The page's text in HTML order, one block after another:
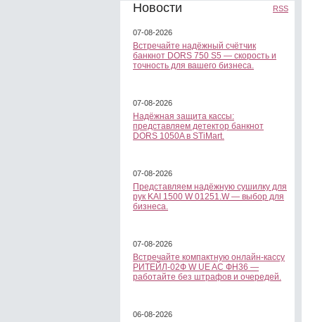
Новости RSS
07-08-2026
Встречайте надёжный счётчик
банкнот DORS 750 S5 — скорость и
точность для вашего бизнеса.
07-08-2026
Надёжная защита кассы:
представляем детектор банкнот
DORS 1050A в STiMart.
07-08-2026
Представляем надёжную сушилку для
рук KAI 1500 W 01251.W — выбор для
бизнеса.
07-08-2026
Встречайте компактную онлайн-кассу
РИТЕЙЛ-02Ф W UE AC ФН36 —
работайте без штрафов и очередей.
06-08-2026